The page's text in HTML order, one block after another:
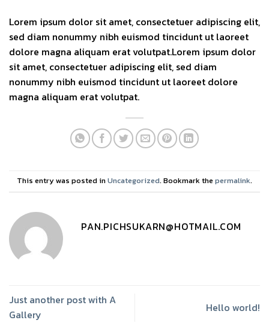
Lorem ipsum dolor sit amet, consectetuer adipiscing elit,
sed diam nonummy nibh euismod tincidunt ut laoreet
dolore magna aliquam erat volutpat.Lorem ipsum dolor
sit amet, consectetuer adipiscing elit, sed diam
nonummy nibh euismod tincidunt ut laoreet dolore
magna aliquam erat volutpat.
This entry was posted inUncategorized. Bookmark thepermalink.
PAN.PICHSUKARN@HOTMAIL.COM
Just another post with A
Gallery
Hello world!